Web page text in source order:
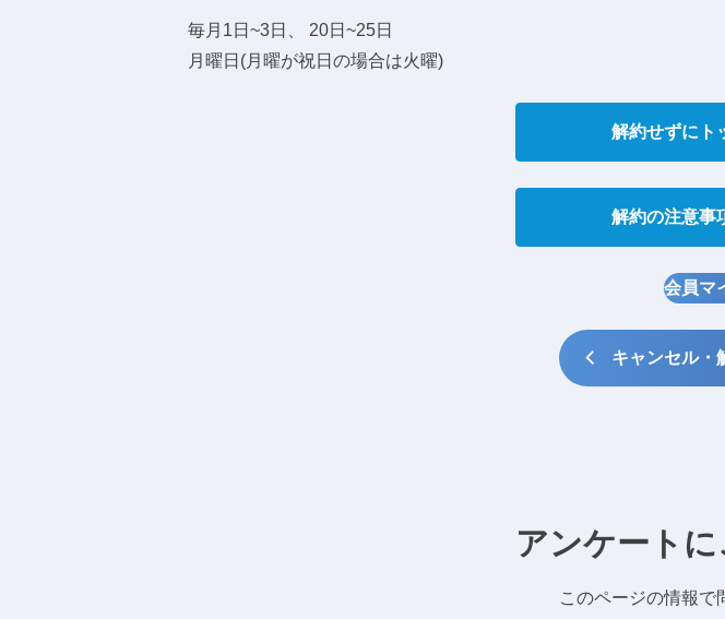
毎月1日~3日、 20日~25日
月曜日(月曜が祝日の場合は火曜)
解約せずにト
解約の注意事
会員マ
キャンセル・
アンケート
このページの情報で